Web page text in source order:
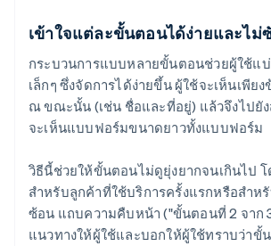
เข้าใจแต่ละขั้นตอนได้ง่ายและไม่
กระบวนการแบบหลายขั้นตอนช่วยผู้ใช้แบ่
เล็กๆ ซึ่งจัดการได้ง่ายขึ้น ผู้ใช้จะเห็นเพีย
ณ ขณะนั้น (เช่น ชื่อและที่อยู่) แล้วจึงไปยั
จะเห็นแบบฟอร์มขนาดยาวทั้งแบบฟอร์ม
วิธีนี้ช่วยให้ขั้นตอนไม่ดูยุ่งยากจนเกินไป โ
สำหรับลูกค้าที่ใช้บริการครั้งแรกหรือสำห
ซ้อน แถบความคืบหน้า ("ขั้นตอนที่ 2 จาก
แนวทางให้ผู้ใช้และบอกให้ผู้ใช้ทราบว่าขั้